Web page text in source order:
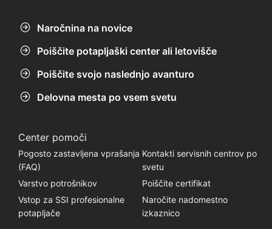
Naročnina na novice
Poiščite potapljaški center ali letovišče
Poiščite svojo naslednjo avanturo
Delovna mesta po vsem svetu
Center pomoči
Pogosto zastavljena vprašanja
(FAQ)
Kontakti servisnih centrov po
svetu
Varstvo potrošnikov
Poiščite certifikat
Vstop za SSI profesionalne
potapljače
Naročite nadomestno
izkaznico